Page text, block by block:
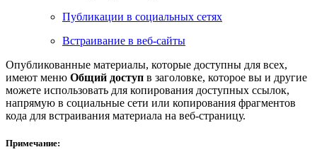
Публикации в социальных сетях
Встраивание в веб-сайты
Опубликованные материалы, которые доступны для всех,
имеют меню Общий доступ в заголовке, которое вы и другие
можете использовать для копирования доступных ссылок,
напрямую в социальные сети или копирования фрагментов
кода для встраивания материала на веб-страницу.
Примечание: